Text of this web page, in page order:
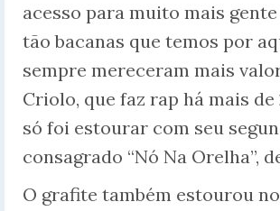
acesso para muito mais
tão bacanas que temos por
sempre mereceram mais
Criolo, que faz rap há mais de
só foi estourar com seu
consagrado “Nó Na Orelha”,
O grafite também estourou